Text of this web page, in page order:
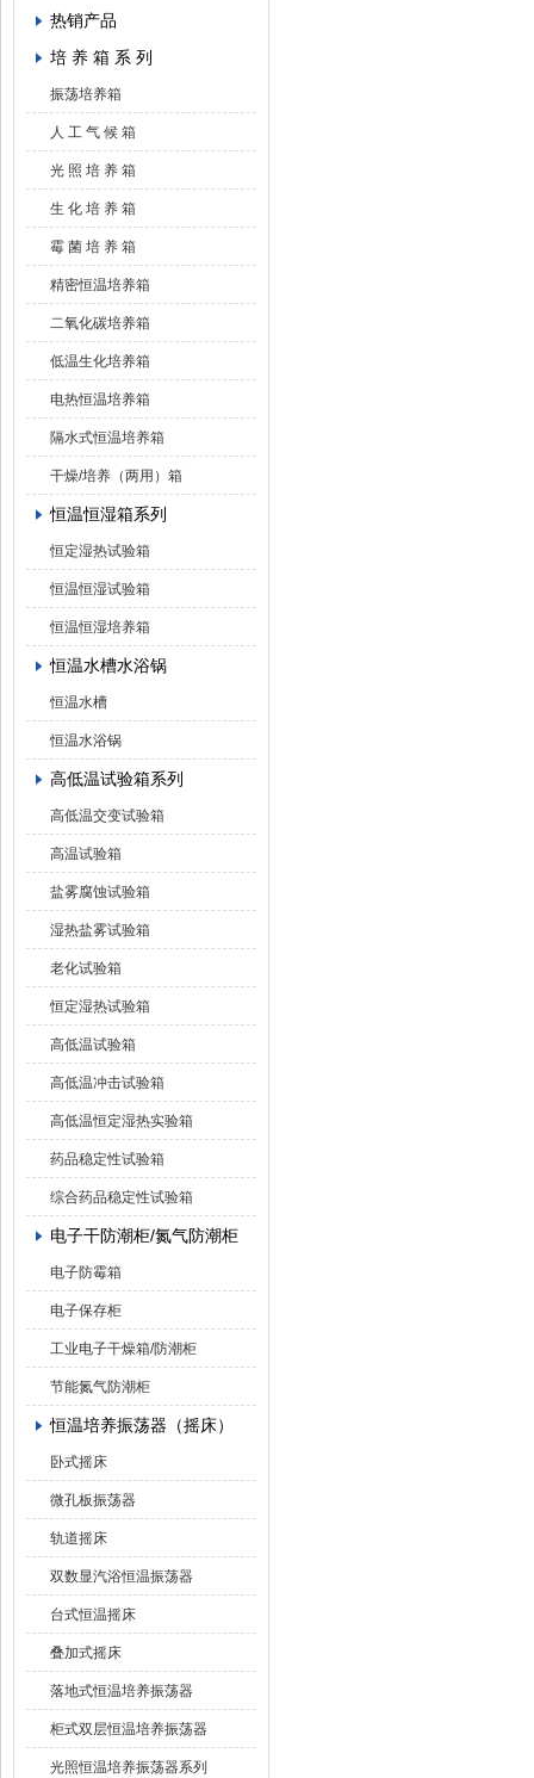
热销产品
培 养 箱 系 列
振荡培养箱
人 工 气 候 箱
光 照 培 养 箱
生 化 培 养 箱
霉 菌 培 养 箱
精密恒温培养箱
二氧化碳培养箱
低温生化培养箱
电热恒温培养箱
隔水式恒温培养箱
干燥/培养（两用）箱
恒温恒湿箱系列
恒定湿热试验箱
恒温恒湿试验箱
恒温恒湿培养箱
恒温水槽水浴锅
恒温水槽
恒温水浴锅
高低温试验箱系列
高低温交变试验箱
高温试验箱
盐雾腐蚀试验箱
湿热盐雾试验箱
老化试验箱
恒定湿热试验箱
高低温试验箱
高低温冲击试验箱
高低温恒定湿热实验箱
药品稳定性试验箱
综合药品稳定性试验箱
电子干防潮柜/氮气防潮柜
电子防霉箱
电子保存柜
工业电子干燥箱/防潮柜
节能氮气防潮柜
恒温培养振荡器（摇床）
卧式摇床
微孔板振荡器
轨道摇床
双数显汽浴恒温振荡器
台式恒温摇床
叠加式摇床
落地式恒温培养振荡器
柜式双层恒温培养振荡器
光照恒温培养振荡器系列